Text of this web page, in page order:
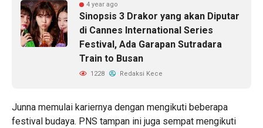
4 year ago
Sinopsis 3 Drakor yang akan Diputar
di Cannes International Series
Festival, Ada Garapan Sutradara
Train to Busan
1228 Redaksi Kece
Junna memulai kariernya dengan mengikuti beberapa
festival budaya. PNS tampan ini juga sempat mengikuti